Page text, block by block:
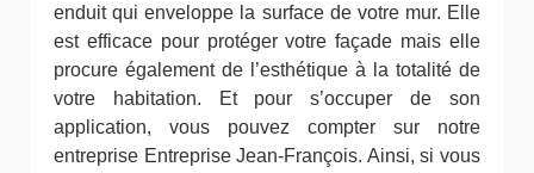
enduit qui enveloppe la surface de votre mur. Elle
est efficace pour protéger votre façade mais elle
procure également de l’esthétique à la totalité de
votre habitation. Et pour s’occuper de son
application, vous pouvez compter sur notre
entreprise Entreprise Jean-François. Ainsi, si vous